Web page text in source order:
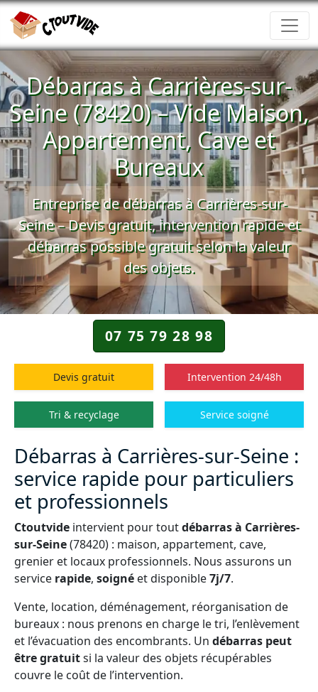
Débarras à Carrières-sur-
Seine (78420) – Vide Maison,
Appartement, Cave et
Bureaux
Entreprise de débarras à Carrières-sur-
Seine –Devis gratuit, intervention rapide et
débarras possible gratuitselon la valeur
des objets.
07 75 79 28 98
Devis gratuit Intervention 24/48h
Tri & recyclage Service soigné
Débarras à Carrières-sur-Seine :
service rapide pour particuliers
et professionnels
Ctoutvide intervient pour toutdébarras à Carrières-
sur-Seine(78420) : maison, appartement, cave,
grenier et locaux professionnels. Nous assurons un
service rapide, soigné et disponible7j/7.
Vente, location, déménagement, réorganisation de
bureaux : nous prenons en charge le tri, l’enlèvement
et l’évacuation des encombrants. Un débarras peut
être gratuitsi la valeur des objets récupérables
couvre le coût de l’intervention.